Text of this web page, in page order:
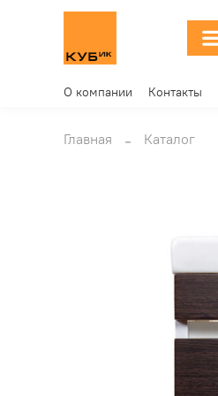
О компании Контакты
Главная Каталог